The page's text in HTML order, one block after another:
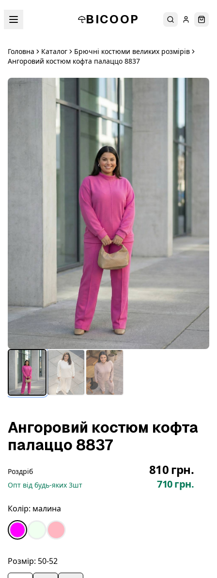
BICOOP ПошукУвійти
Головна Каталог
Брючні костюми великих розмірів
Ангоровий костюм кофта палаццо 8837
Ангоровий костюм кофта
палаццо 8837
Роздріб 810 грн.
Опт від будь-яких 3шт 710 грн.
Колір: малина
Розмір: 50-52